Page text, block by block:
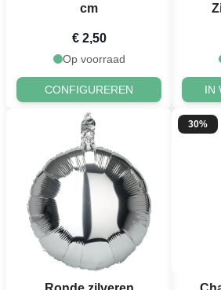
cm
€ 2,50
Op voorraad
CONFIGUREREN IN
30%